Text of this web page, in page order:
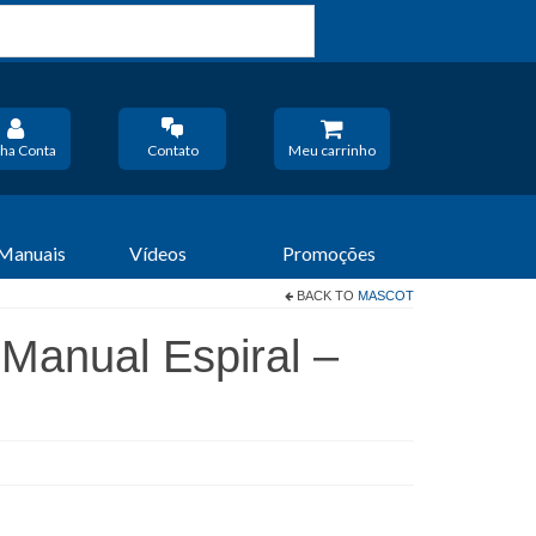
Conta Contato Meu carrinho
Vídeos Promoções
BACK TO MASCOT
Espiral –